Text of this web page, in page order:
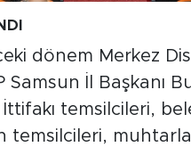
dönem Merkez
Samsun İl Başkanı
temsilcileri,
temsilcileri,